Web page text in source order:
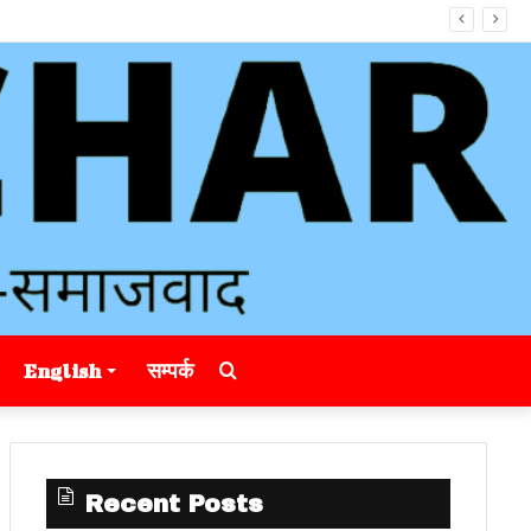
English सम्पर्क Search
for
Recent Posts